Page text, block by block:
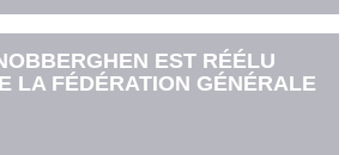
EST RÉÉLU
LA FÉDÉRATION GÉNÉRALE